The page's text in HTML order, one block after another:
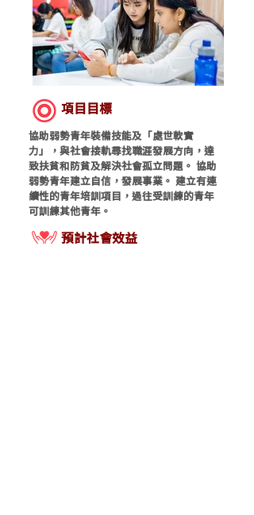
項目目標
協助弱勢青年裝備技能及「處世軟實
力」，與社會接軌尋找職涯發展方向，達
致扶貧和防貧及解決社會孤立問題。 協助
弱勢青年建立自信，發展事業。 建立有連
續性的青年培訓項目，過往受訓練的青年
可訓練其他青年。
​預計社會效益